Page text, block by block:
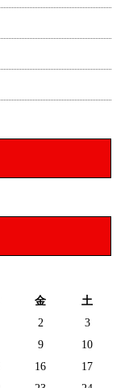
金
土
2
3
9
10
16
17